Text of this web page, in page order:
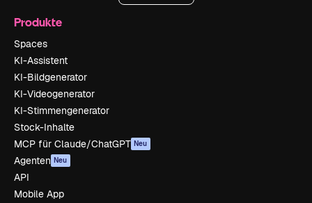
Produkte
Spaces
KI-Assistent
KI-Bildgenerator
KI-Videogenerator
KI-Stimmengenerator
Stock-Inhalte
MCP für Claude/ChatGPT Neu
Agenten Neu
API
Mobile App